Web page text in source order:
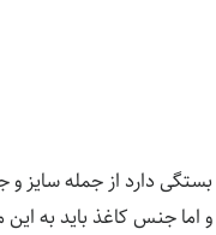
دارد از جمله سایز
اما جنس کاغذ باید به